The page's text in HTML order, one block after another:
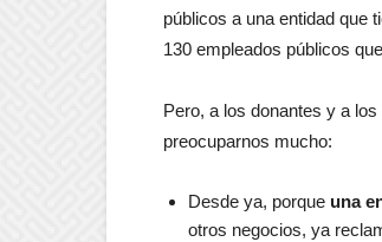
públicos a una entidad que
130 empleados públicos
Pero, a los donantes y a
preocuparnos mucho:
Desde ya, porque una
otros negocios, ya